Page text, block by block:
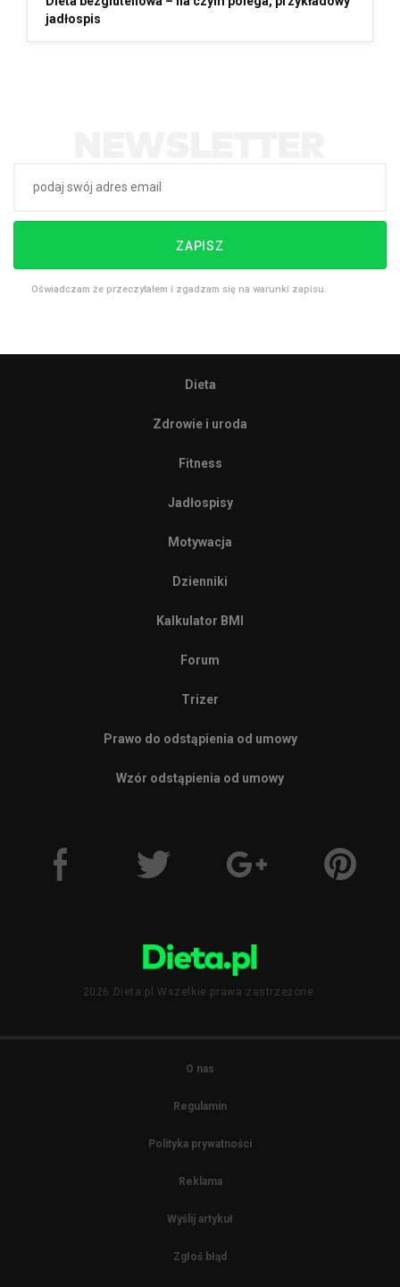
jadłospis
ZAPISZ
Oświadczam że przeczytałem i zgadzam się na warunki zapisu.
Dieta
Zdrowie i uroda
Fitness
Jadłospisy
Motywacja
Dzienniki
Kalkulator BMI
Forum
Trizer
Prawo do odstąpienia od umowy
Wzór odstąpienia od umowy
2026 Dieta.pl Wszelkie prawa zastrzeżone.
O nas
Regulamin
Polityka prywatności
Reklama
Wyślij artykuł
Zgłoś błąd